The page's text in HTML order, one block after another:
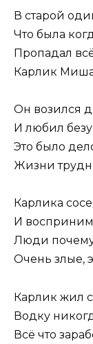
В старой
Что была
Пропадал
Карлик
Он возился
И любил
Это было
Жизни
Карлика
И
Люди
Очень злые,
Карлик жил
Водку
Всё что